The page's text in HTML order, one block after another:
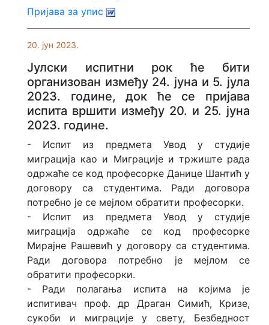
Пријава за упис
20. јун 2023.
Јулски испитни рок ће бити
организован између 24. јуна и 5. јула
2023. године, док ће се пријава
испита вршити између 20. и 25. јуна
2023. године.
- Испит из предмета Увод у студије
миграција као и Миграције и тржиште рада
одржаће се код професорке Данице Шантић у
договору са студентима. Ради договора
потребно је се мејлом обратити професорки.
- Испит из предмета Увод у студије
миграција одржаће се код професорке
Мирајне Рашевић у договору са студентима.
Ради договора потребно је мејлом се
обратити професорки.
- Ради полагања испита на којима је
испитивач проф. др Драган Симић, Кризе,
сукоби и миграције у свету, Безбедност